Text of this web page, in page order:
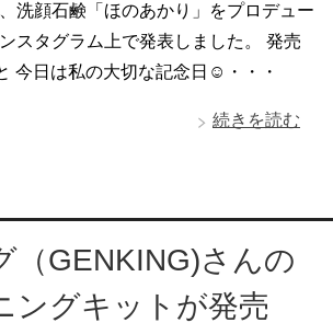
洗顔石鹸「ほのあかり」をプロデュー
スタグラム上で発表しました。 発売
今日は私の大切な記念日☺・・・
続きを読む
（GENKING)さんの
ングキットが発売